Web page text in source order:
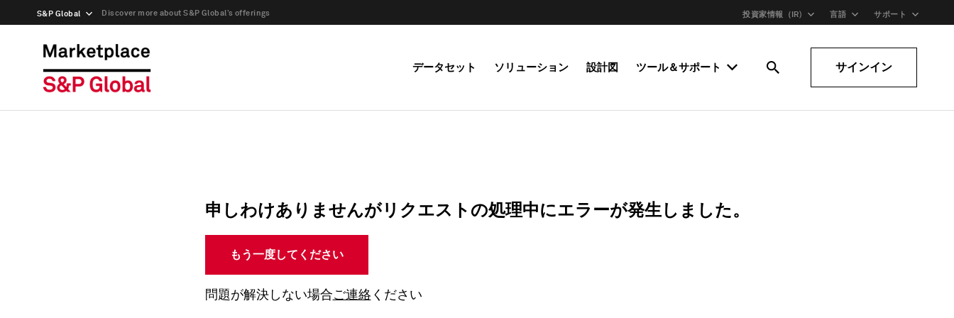
S&P Global Discover more about S&P Global’s offerings 投資家情報（IR) 言語 サポート
データセット ソリューション 設計図 ツール＆サポート サインイン
申しわけありませんがリクエストの処理中にエラーが発生しました。
もう一度してください
問題が解決しない場合ご連絡 ください